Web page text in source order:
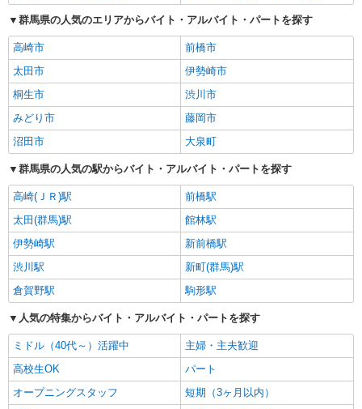
群馬県の人気のエリアからバイト・アルバイト・パートを探す
高崎市
前橋市
太田市
伊勢崎市
桐生市
渋川市
みどり市
藤岡市
沼田市
大泉町
群馬県の人気の駅からバイト・アルバイト・パートを探す
高崎(ＪＲ)駅
前橋駅
太田(群馬)駅
館林駅
伊勢崎駅
新前橋駅
渋川駅
新町(群馬)駅
倉賀野駅
駒形駅
人気の特集からバイト・アルバイト・パートを探す
ミドル（40代～）活躍中
主婦・主夫歓迎
高校生OK
パート
オープニングスタッフ
短期（3ヶ月以内）